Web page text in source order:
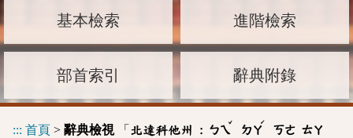
基本檢索 進階檢索
部首索引 辭典附錄
::: 首頁 > 辭典檢視「 北達科他州 : ㄅㄟ
ˇ
ㄉㄚ
ˊ
ㄎㄜ ㄊㄚ